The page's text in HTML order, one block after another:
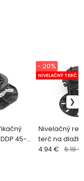
45-
Nivelačný
terč na
mm
NIVELAČNÝ TERČ
- 20%
4.94 € 6.18 €